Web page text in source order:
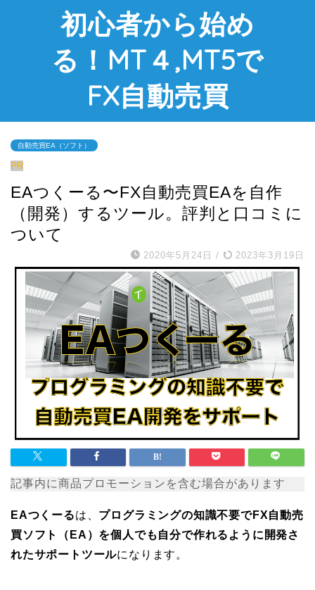
初心者から始め
る！MT４,MT5で
FX自動売買
自動売買EA（ソフト）
PR
EAつくーる〜FX自動売買EAを自作
（開発）するツール。評判と口コミに
ついて
2020年5月24日 / 2023年3月19日
記事内に商品プロモーションを含む場合があります
EAつくーるは、 プログラミングの知識不要でFX自動売
買ソフト（EA）を個人でも自分で作れるように開発さ
れたサポートツールになります。